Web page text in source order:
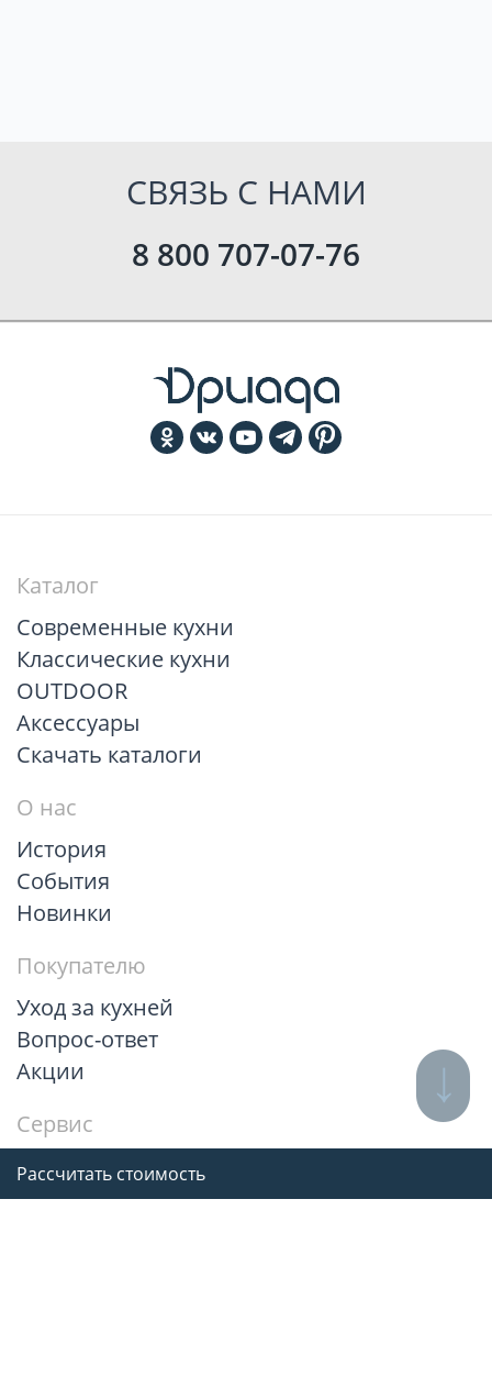
Рассчитать стоимость
СВЯЗЬ С НАМИ
8 800 707-07-76
Каталог
Современные кухни
Классические кухни
OUTDOOR
Аксессуары
Скачать каталоги
О нас
История
События
Новинки
Покупателю
Уход за кухней
Вопрос-ответ
Акции
Сервис
Рассчитать стоимость
Гарантии